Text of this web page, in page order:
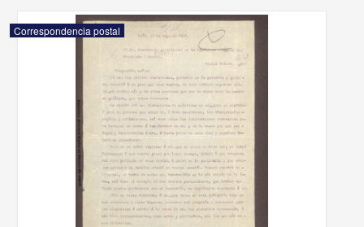
Correspondencia postal